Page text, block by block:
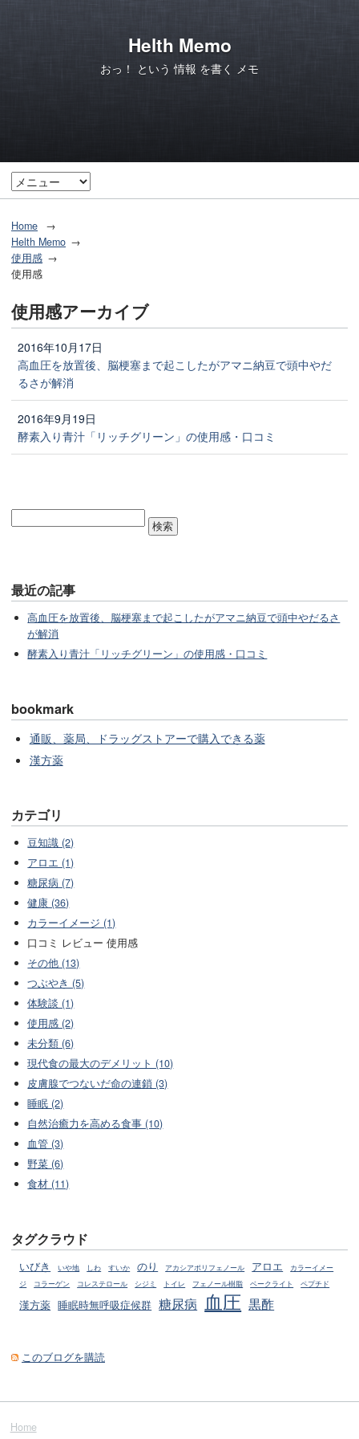
Helth Memo
おっ！ という 情報 を書く メモ
Home
Helth Memo
使用感
使用感
使用感アーカイブ
2016年10月17日
高血圧を放置後、脳梗塞まで起こしたがアマニ納豆で頭中やだ
るさが解消
2016年9月19日
酵素入り青汁「リッチグリーン」の使用感・口コミ
最近の記事
高血圧を放置後、脳梗塞まで起こしたがアマニ納豆で頭中やだるさ
が解消
酵素入り青汁「リッチグリーン」の使用感・口コミ
bookmark
通販、薬局、ドラッグストアーで購入できる薬
漢方薬
カテゴリ
豆知識 (2)
アロエ (1)
糖尿病 (7)
健康 (36)
カラーイメージ (1)
口コミ レビュー 使用感
その他 (13)
つぶやき (5)
体験談 (1)
使用感 (2)
未分類 (6)
現代食の最大のデメリット (10)
皮膚腺でつないだ命の連鎖 (3)
睡眠 (2)
自然治癒力を高める食事 (10)
血管 (3)
野菜 (6)
食材 (11)
タグクラウド
いびき いや地 しわ すいか のり アカシアポリフェノール アロエ
カラーイメー
ジ
コラーゲン コレステロール シジミ トイレ フェノール樹脂 ベークライト ペプチド
漢方薬 睡眠時無呼吸症候群 糖尿病 血圧 黒酢
このブログを購読
Home